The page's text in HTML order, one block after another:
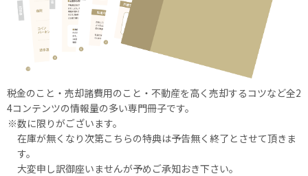
税金のこと・売却諸費用のこと・不動産を高く売却するコツなど全2
4コンテンツの情報量の多い専門冊子です。
※数に限りがございます。
在庫が無くなり次第こちらの特典は予告無く終了とさせて頂きま
す。
大変申し訳御座いませんが予めご承知おき下さい。